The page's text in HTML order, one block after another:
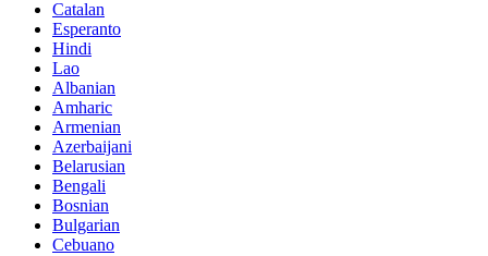
Catalan
Esperanto
Hindi
Lao
Albanian
Amharic
Armenian
Azerbaijani
Belarusian
Bengali
Bosnian
Bulgarian
Cebuano